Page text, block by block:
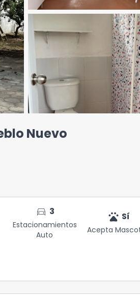
Nuevo
directions_car 3
Estacionamientos
Auto
pets Sí
Acepta